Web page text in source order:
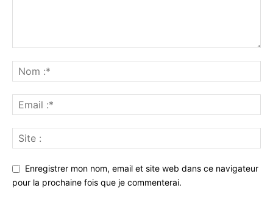
Enregistrer mon nom, email et site web dans ce navigateur
pour la prochaine fois que je commenterai.